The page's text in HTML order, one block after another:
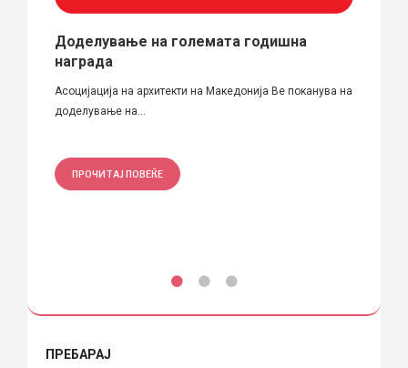
Доделување на големата годишна
награда
Асоцијација на архитекти на Македонија Ве поканува на
доделување на...
ПРОЧИТАЈ ПОВЕЌЕ
ПРЕБАРАЈ